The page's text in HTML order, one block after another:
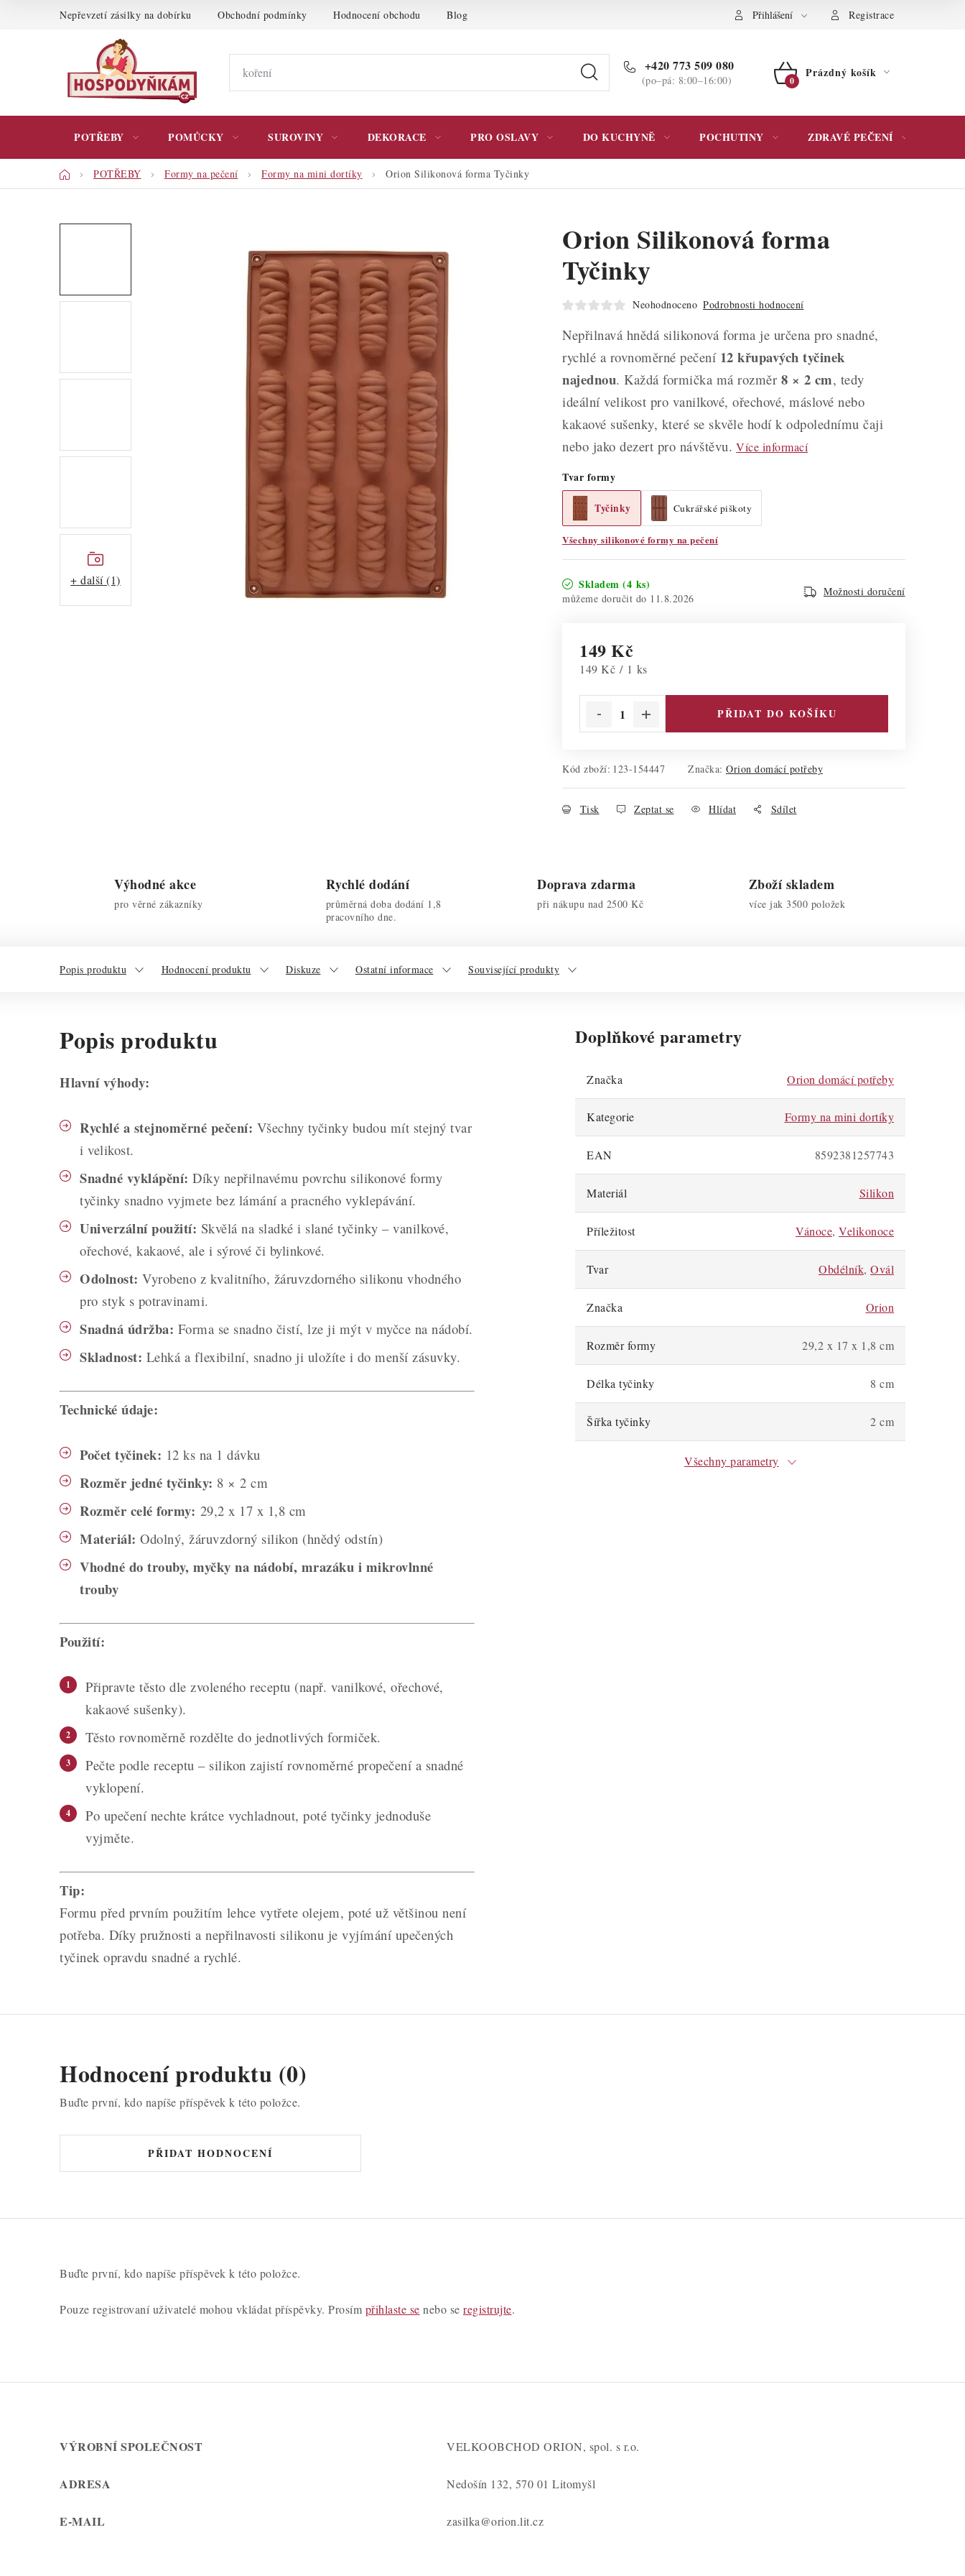
Nepřevzetí zásilky na dobírku Obchodní podmínky Hodnocení obchodu Blog Podmínky ochrany osobních údajů Přihlášení Registrace
+420 773 509 080
(po–pá: 8:00–16:00)
NÁKUPNÍ
Prázdný košík
POTŘEBY POMŮCKY SUROVINY DEKORACE PRO OSLAVY DO KUCHYNĚ POCHUTINY ZDRAVÉ PEČENÍ
DomůPOTŘEBY Formy na pečení Formy na mini dortíky Orion Silikonová forma Tyčinky
+ další (1)
Orion Silikonová forma
Tyčinky
Neohodnoceno Podrobnosti hodnocení
Nepřilnavá hnědá silikonová forma je určena pro snadné,
rychlé a rovnoměrné pečení 12 křupavých tyčinek
najednou. Každá formička má rozměr 8 × 2 cm, tedy
ideální velikost pro vanilkové, ořechové, máslové nebo
kakaové sušenky, které se skvěle hodí k odpolednímu čaji
nebo jako dezert pro návštěvu. Více informací
Tvar formy
Tyčinky Cukrářské piškoty
Všechny silikonové formy na pečení
Skladem (4 ks)
11.8.2026
Možnosti doručení
149 Kč
Měrná cena:
149 Kč / 1 ks
PŘIDAT DO KOŠÍKU
Kód zboží: 123-154447 Značka: Orion domácí potřeby
Tisk Zeptat se Hlídat Sdílet
Výhodné akce
pro věrné zákazníky
Rychlé dodání
průměrná doba dodání 1,8
pracovního dne.
Doprava zdarma
při nákupu nad 2500 Kč
Zboží skladem
více jak 3500 položek
Popis produktu Hodnocení produktu Diskuze Ostatní informace Související produkty
Popis produktu
Hlavní výhody:
Rychlé a stejnoměrné pečení: Všechny tyčinky budou mít stejný tvar
i velikost.
Snadné vyklápění: Díky nepřilnavému povrchu silikonové formy
tyčinky snadno vyjmete bez lámání a pracného vyklepávání.
Univerzální použití: Skvělá na sladké i slané tyčinky – vanilkové,
ořechové, kakaové, ale i sýrové či bylinkové.
Odolnost: Vyrobeno z kvalitního, žáruvzdorného silikonu vhodného
pro styk s potravinami.
Snadná údržba: Forma se snadno čistí, lze ji mýt v myčce na nádobí.
Skladnost: Lehká a flexibilní, snadno ji uložíte i do menší zásuvky.
Technické údaje:
Počet tyčinek: 12 ks na 1 dávku
Rozměr jedné tyčinky: 8 × 2 cm
Rozměr celé formy: 29,2 x 17 x 1,8 cm
Materiál: Odolný, žáruvzdorný silikon (hnědý odstín)
Vhodné do trouby, myčky na nádobí, mrazáku i mikrovlnné
trouby
Použití:
Připravte těsto dle zvoleného receptu (např. vanilkové, ořechové,
kakaové sušenky).
Těsto rovnoměrně rozdělte do jednotlivých formiček.
Pečte podle receptu – silikon zajistí rovnoměrné propečení a snadné
vyklopení.
Po upečení nechte krátce vychladnout, poté tyčinky jednoduše
vyjměte.
Tip:
Formu před prvním použitím lehce vytřete olejem, poté už většinou není
potřeba. Díky pružnosti a nepřilnavosti silikonu je vyjímání upečených
tyčinek opravdu snadné a rychlé.
Doplňkové parametry
Značka Orion domácí potřeby
Kategorie Formy na mini dortíky
EAN 8592381257743
Materiál Silikon
Příležitost Vánoce, Velikonoce
Tvar Obdélník, Ovál
Značka Orion
Rozměr formy 29,2 x 17 x 1,8 cm
Délka tyčinky 8 cm
Šířka tyčinky 2 cm
Všechny parametry
Hodnocení produktu (0)
Buďte první, kdo napíše příspěvek k této položce.
PŘIDAT HODNOCENÍ
Buďte první, kdo napíše příspěvek k této položce.
Pouze registrovaní uživatelé mohou vkládat příspěvky. Prosím přihlaste se nebo se registrujte.
VÝROBNÍ SPOLEČNOST VELKOOBCHOD ORION, spol. s r.o.
ADRESA Nedošín 132, 570 01 Litomyšl
E-MAIL zasilka@orion.lit.cz